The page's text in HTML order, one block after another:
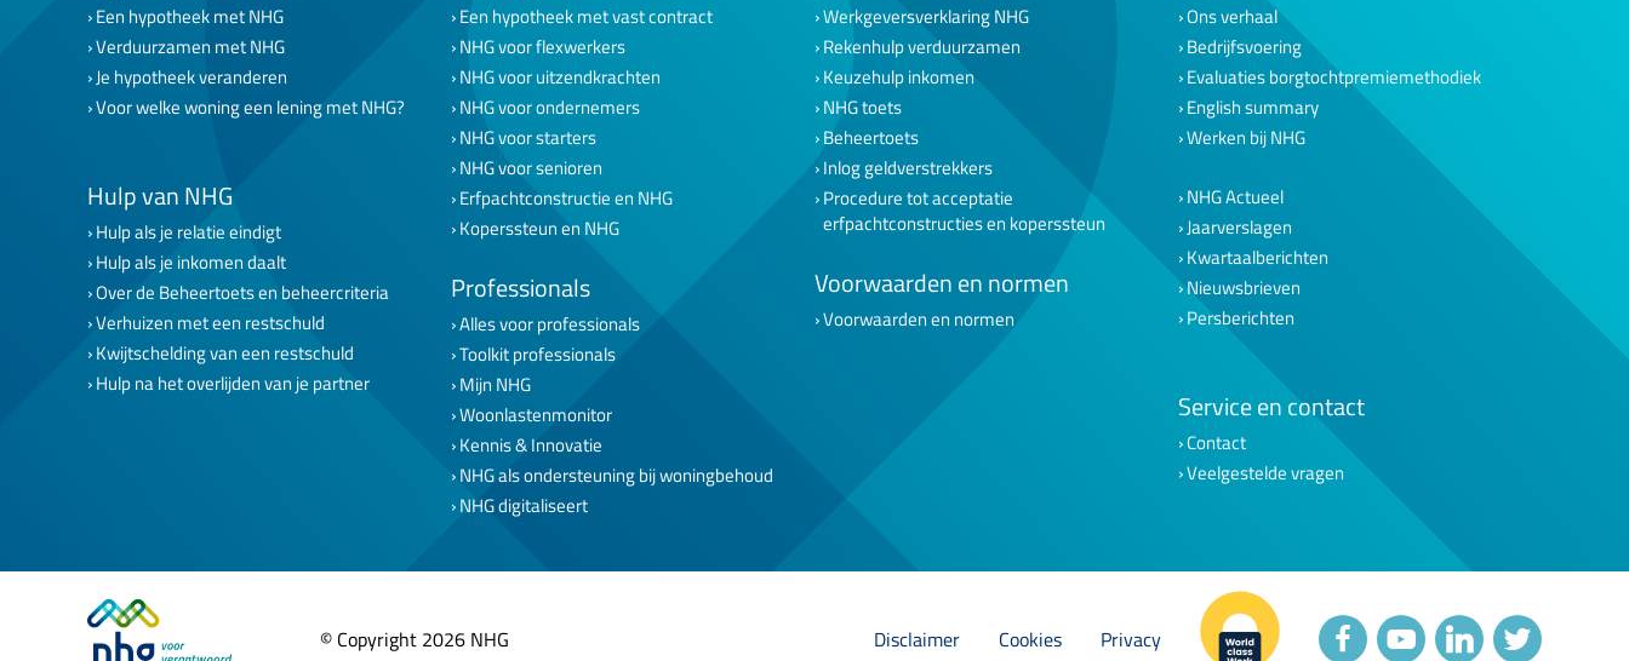
Een hypotheek met NHG
Verduurzamen met NHG
Je hypotheek veranderen
Voor welke woning een lening met NHG?
Hulp van NHG
Hulp als je relatie eindigt
Hulp als je inkomen daalt
Over de Beheertoets en beheercriteria
Verhuizen met een restschuld
Kwijtschelding van een restschuld
Hulp na het overlijden van je partner
Een hypotheek met vast contract
NHG voor flexwerkers
NHG voor uitzendkrachten
NHG voor ondernemers
NHG voor starters
NHG voor senioren
Erfpachtconstructie en NHG
Koperssteun en NHG
Professionals
Alles voor professionals
Toolkit professionals
Mijn NHG
Woonlastenmonitor
Kennis & Innovatie
NHG als ondersteuning bij woningbehoud
NHG digitaliseert
Werkgeversverklaring NHG
Rekenhulp verduurzamen
Keuzehulp inkomen
NHG toets
Beheertoets
Inlog geldverstrekkers
Procedure tot acceptatie
erfpachtconstructies en koperssteun
Voorwaarden en normen
Voorwaarden en normen
Ons verhaal
Bedrijfsvoering
Evaluaties borgtochtpremiemethodiek
English summary
Werken bij NHG
NHG Actueel
Jaarverslagen
Kwartaalberichten
Nieuwsbrieven
Persberichten
Service en contact
Contact
Veelgestelde vragen
© Copyright 2026 NHG Disclaimer Cookies Privacy